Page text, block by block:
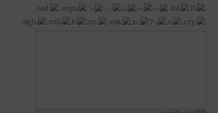
1000 حرف باقیمانده